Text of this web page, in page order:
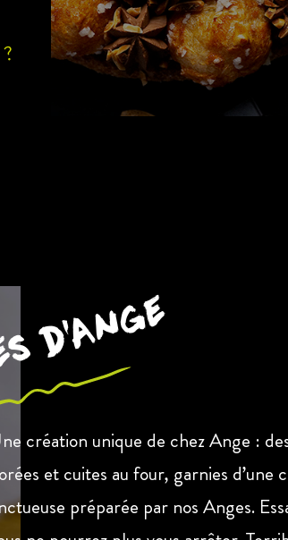
d’Ange
création unique de chez Ange :
et cuites au four, garnies d’une
préparée par nos Anges.